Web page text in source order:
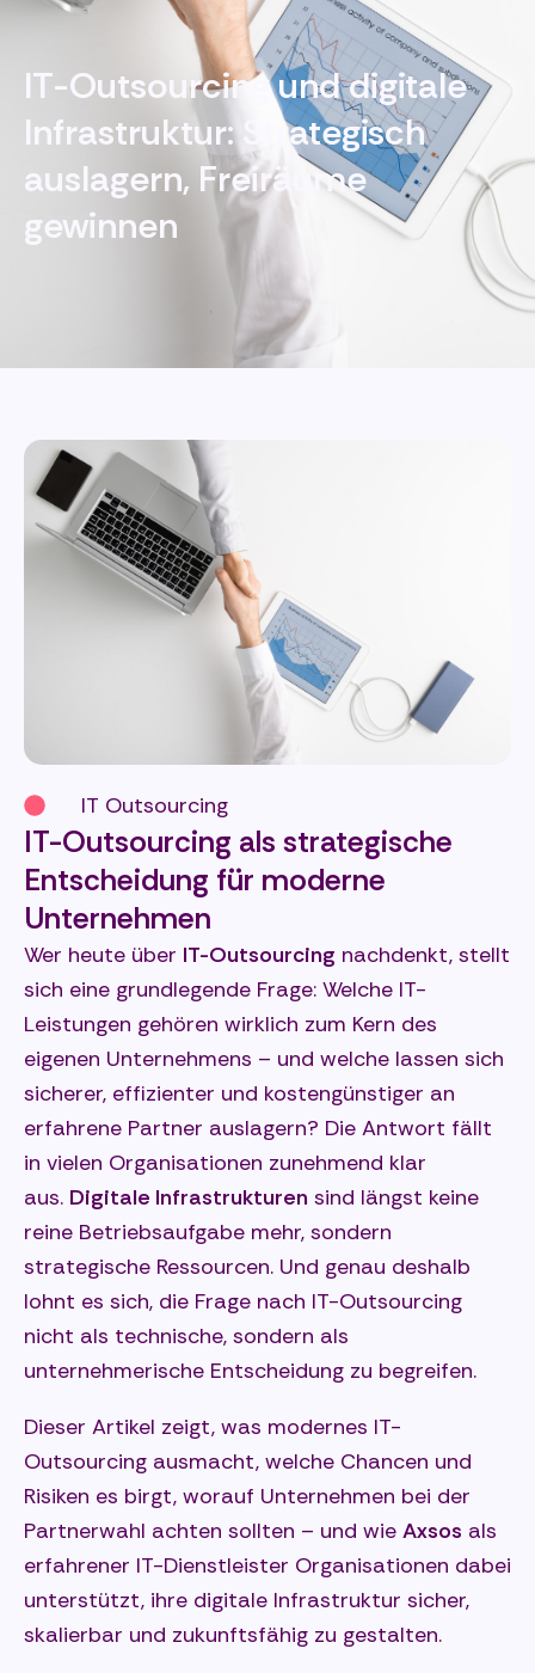
IT-Outsourcing und digitale
Infrastruktur: Strategisch
auslagern, Freiräume
gewinnen
IT Outsourcing
IT-Outsourcing als strategische
Entscheidung für moderne
Unternehmen
Wer heute über IT-Outsourcing nachdenkt, stellt
sich eine grundlegende Frage: Welche IT-
Leistungen gehören wirklich zum Kern des
eigenen Unternehmens – und welche lassen sich
sicherer, effizienter und kostengünstiger an
erfahrene Partner auslagern? Die Antwort fällt
in vielen Organisationen zunehmend klar
aus. Digitale Infrastrukturen sind längst keine
reine Betriebsaufgabe mehr, sondern
strategische Ressourcen. Und genau deshalb
lohnt es sich, die Frage nach IT-Outsourcing
nicht als technische, sondern als
unternehmerische Entscheidung zu begreifen.
Dieser Artikel zeigt, was modernes IT-
Outsourcing ausmacht, welche Chancen und
Risiken es birgt, worauf Unternehmen bei der
Partnerwahl achten sollten – und wie Axsos als
erfahrener IT-Dienstleister Organisationen dabei
unterstützt, ihre digitale Infrastruktur sicher,
skalierbar und zukunftsfähig zu gestalten.